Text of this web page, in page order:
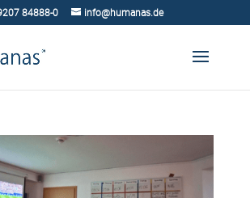
84888-0 info@humanas.de